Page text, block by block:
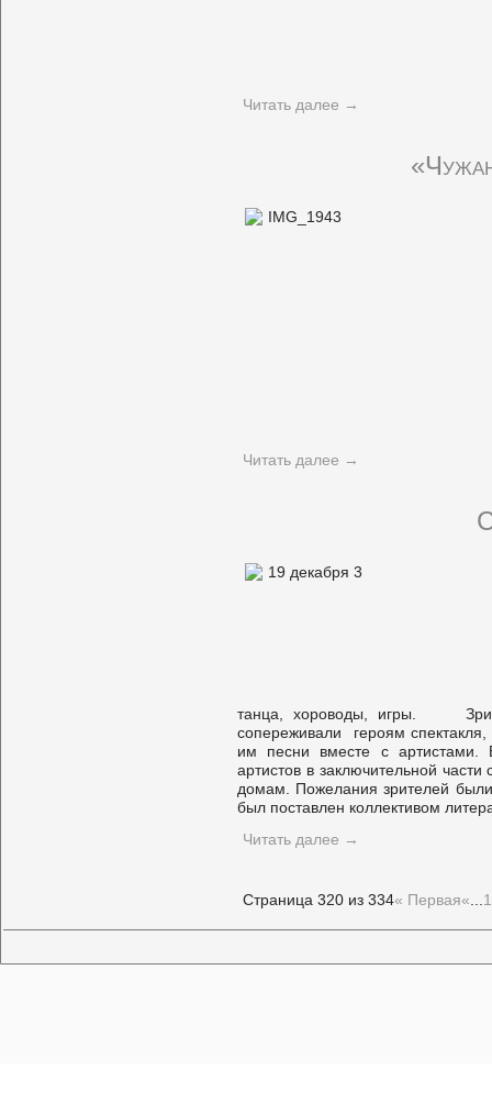
Читать далее →
Читать далее →
танца, хороводы, игры.
сопереживали героям
им песни вместе с артистами.
артистов в заключительной
домам. Пожелания зрителей
был поставлен коллективом
Читать далее →
Страница 320 из 334« Первая«